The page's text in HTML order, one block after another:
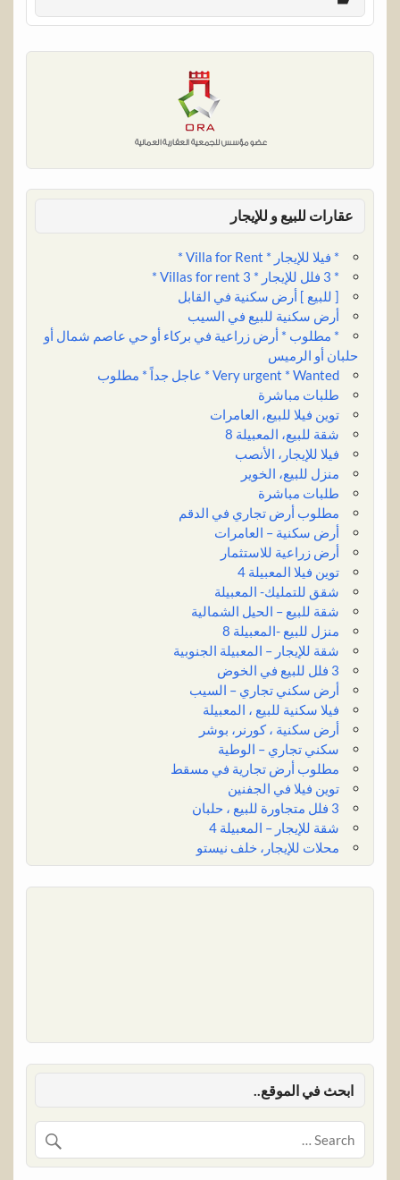
t
e
b
o
e
r
s
A
l
e
d
I
n
l
r
e
عقارات للبيع و للإيجار
* فيلا للإيجار * Villa for Rent *
* 3 فلل للإيجار * 3 Villas for rent *
[ للبيع ] أرض سكنية في القابل
أرض سكنية للبيع في السيب
* مطلوب * أرض زراعية في بركاء أو حي عاصم شمال أو
حلبان أو الرميس
Very urgent * Wanted * عاجل جداً * مطلوب
طلبات مباشرة
توين فيلا للبيع، العامرات
شقة للبيع، المعبيلة 8
فيلا للإيجار، الأنصب
منزل للبيع، الخوير
طلبات مباشرة
مطلوب أرض تجاري في الدقم
أرض سكنية – العامرات
أرض زراعية للاستثمار
توين فيلا المعبيلة 4
شقق للتمليك- المعبيلة
شقة للبيع – الحيل الشمالية
منزل للبيع -المعبيلة 8
شقة للإيجار – المعبيلة الجنوبية
3 فلل للبيع في الخوض
أرض سكني تجاري – السيب
فيلا سكنية للبيع ، المعبيلة
أرض سكنية ، كورنر، بوشر
سكني تجاري – الوطية
مطلوب أرض تجارية في مسقط
توين فيلا في الجفنين
3 فلل متجاورة للبيع ، حلبان
شقة للإيجار – المعبيلة 4
محلات للإيجار، خلف نيستو
ابحث في الموقع..